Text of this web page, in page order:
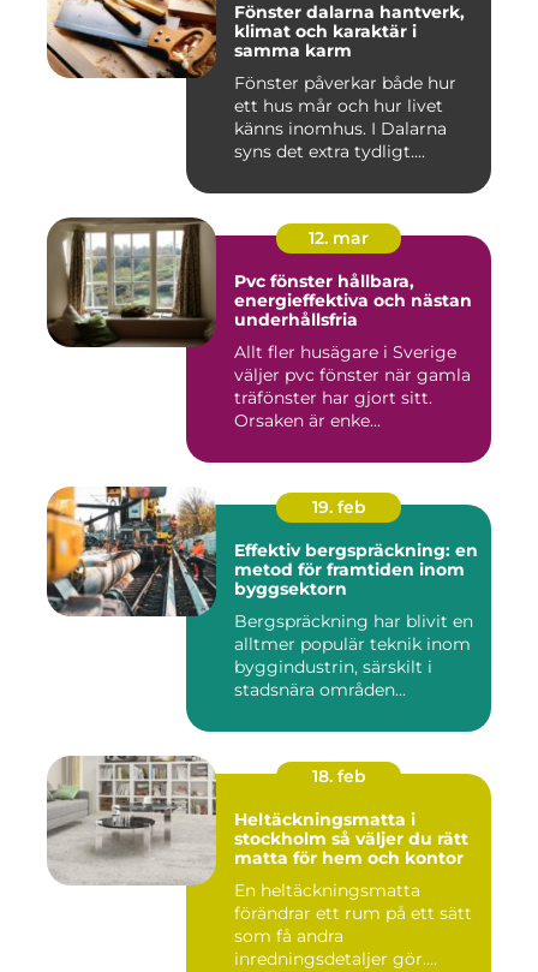
Fönster dalarna hantverk,
klimat och karaktär i
samma karm
Fönster påverkar både hur
ett hus mår och hur livet
känns inomhus. I Dalarna
syns det extra tydligt....
12. mar
Pvc fönster hållbara,
energieffektiva och nästan
underhållsfria
Allt fler husägare i Sverige
väljer pvc fönster när gamla
träfönster har gjort sitt.
Orsaken är enke...
19. feb
Effektiv bergspräckning: en
metod för framtiden inom
byggsektorn
Bergspräckning har blivit en
alltmer populär teknik inom
byggindustrin, särskilt i
stadsnära områden...
18. feb
Heltäckningsmatta i
stockholm så väljer du rätt
matta för hem och kontor
En heltäckningsmatta
förändrar ett rum på ett sätt
som få andra
inredningsdetaljer gör.